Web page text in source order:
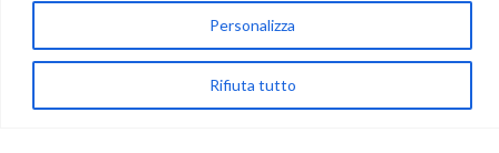
Personalizza
Rifiuta tutto
info@ideepercreare.it
LINK UTILI